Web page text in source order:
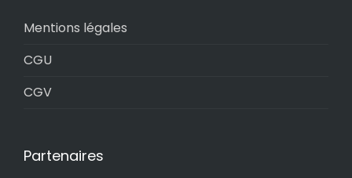
Mentions légales
CGU
CGV
Partenaires